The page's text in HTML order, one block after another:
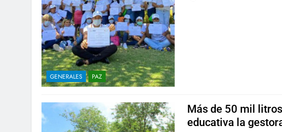
GENERALES PAZ
Más de 50 mil
educativa la